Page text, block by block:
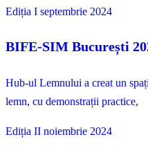
Ediția I septembrie 2024
BIFE-SIM București
Hub‑ul Lemnului a creat un
lemn, cu demonstrații practice,
Ediția II noiembrie 2024